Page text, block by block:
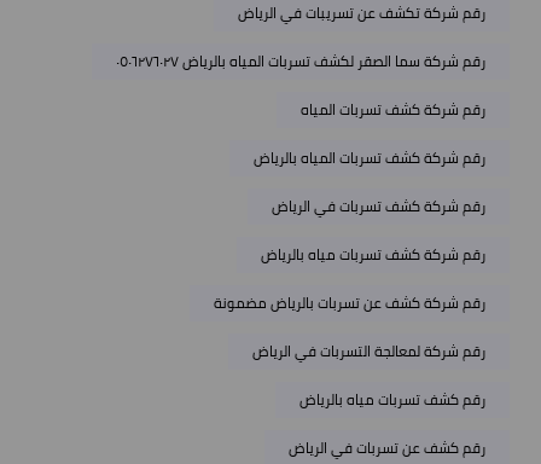
رقم شركة تكشف عن تسريبات في الرياض
رقم شركة سما الصقر لكشف تسربات المياه بالرياض ٠٥٠٦٢٧٦٠٢٧
رقم شركة كشف تسربات المياه
رقم شركة كشف تسربات المياه بالرياض
رقم شركة كشف تسربات في الرياض
رقم شركة كشف تسربات مياه بالرياض
رقم شركة كشف عن تسربات بالرياض مضمونة
رقم شركة لمعالجة التسربات في الرياض
رقم كشف تسربات مياه بالرياض
رقم كشف عن تسربات في الرياض